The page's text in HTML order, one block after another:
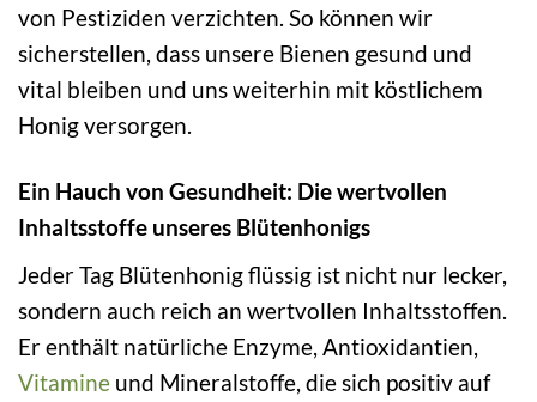
von Pestiziden verzichten. So können wir
sicherstellen, dass unsere Bienen gesund und
vital bleiben und uns weiterhin mit köstlichem
Honig versorgen.
Ein Hauch von Gesundheit: Die wertvollen
Inhaltsstoffe unseres Blütenhonigs
Jeder Tag Blütenhonig flüssig ist nicht nur lecker,
sondern auch reich an wertvollen Inhaltsstoffen.
Er enthält natürliche Enzyme, Antioxidantien,
Vitamine und Mineralstoffe, die sich positiv auf